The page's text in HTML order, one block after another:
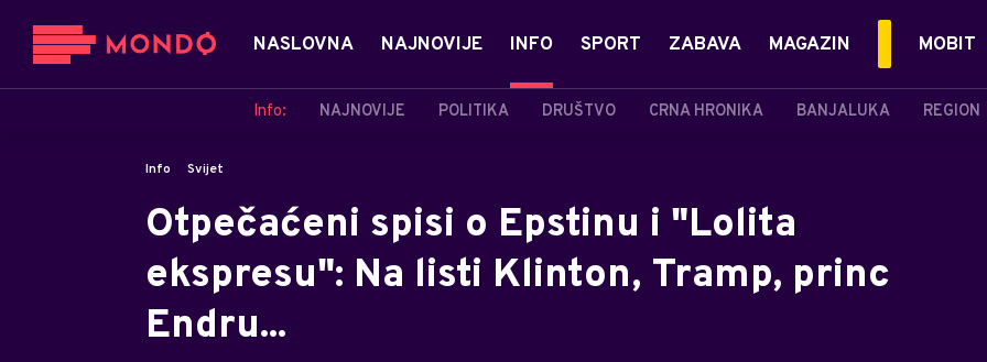
NASLOVNA NAJNOVIJE INFO
Info: NAJNOVIJE POLITIKA DRUŠTVO CRNA HRONIKA BANJALUKA REGION
SPORT ZABAVA MAGAZIN MOBIT
Info Svijet
Otpečaćeni spisi o Epstinu i "Lolita
ekspresu": Na listi Klinton, Tramp, princ
Endru...